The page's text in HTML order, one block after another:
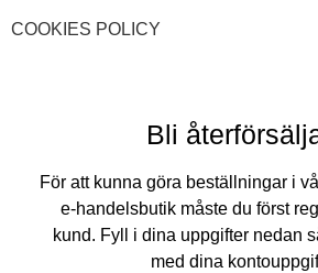
COOKIES POLICY
Bli
För att kunna göra beställningar i
e-handelsbutik måste du först
kund. Fyll i dina uppgifter nedan
med dina